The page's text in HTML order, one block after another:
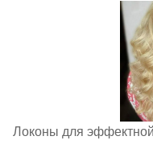
Локоны для